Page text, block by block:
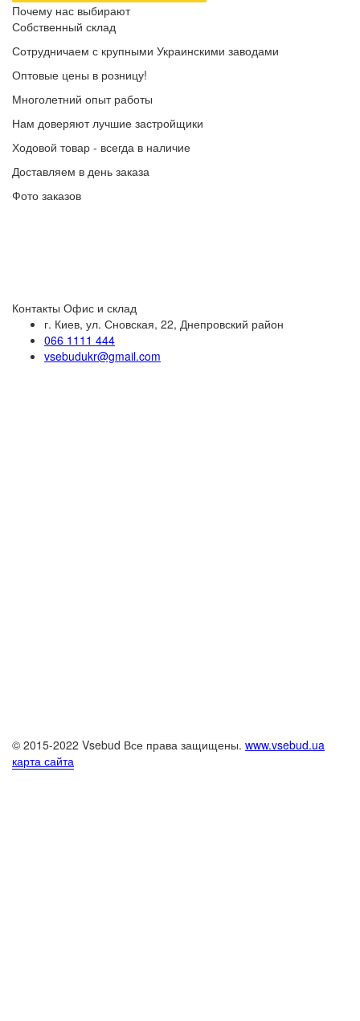
Почему нас выбирают
Собственный склад
Сотрудничаем с крупными Украинскими заводами
Оптовые цены в розницу!
Многолетний опыт работы
Нам доверяют лучшие застройщики
Ходовой товар - всегда в наличие
Доставляем в день заказа
Фото заказов
Контакты Офис и склад
г. Киев, ул. Сновская, 22, Днепровский район
066 1111 444
vsebudukr@gmail.com
© 2015-2022 Vsebud Все права защищены. www.vsebud.ua
карта сайта